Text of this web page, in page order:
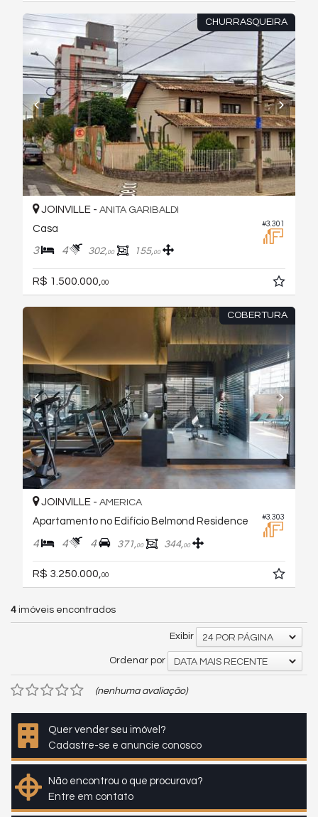
CHURRASQUEIRA
#3.301
JOINVILLE - ANITA GARIBALDI
Casa
3 4 302,00 155,00
R$ 1.500.000, 00
COBERTURA
#3.303
JOINVILLE - AMERICA
Apartamento no Edifício Belmond Residence
4 4 4 371,00 344,00
R$ 3.250.000,00
4 imóveis encontrados
Exibir 24 POR PÁGINA
Ordenar por DATA MAIS RECENTE
(nenhuma avaliação)
Quer vender seu imóvel?
Cadastre-se e anuncie conosco
Não encontrou o que procurava?
Entre em contato